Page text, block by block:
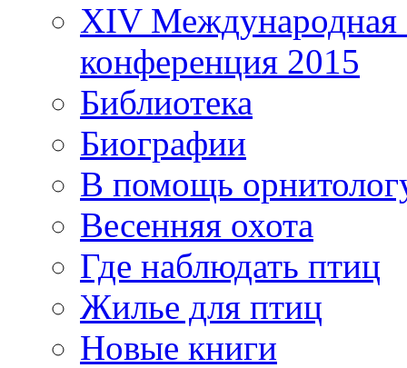
XIV Международная
конференция 2015
Библиотека
Биографии
В помощь
Весенняя охота
Где наблюдать птиц
Жилье для птиц
Новые книги